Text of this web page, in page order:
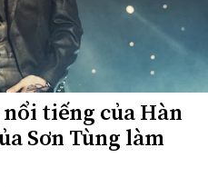
tiếng của Hàn
Sơn Tùng làm